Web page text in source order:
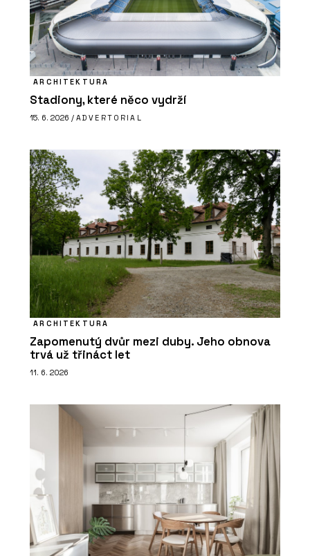
ARCHITEKTURA
Stadiony, které něco vydrží
15. 6. 2026 / ADVERTORIAL
ARCHITEKTURA
Zapomenutý dvůr mezi duby. Jeho obnova
trvá už třináct let
11. 6. 2026